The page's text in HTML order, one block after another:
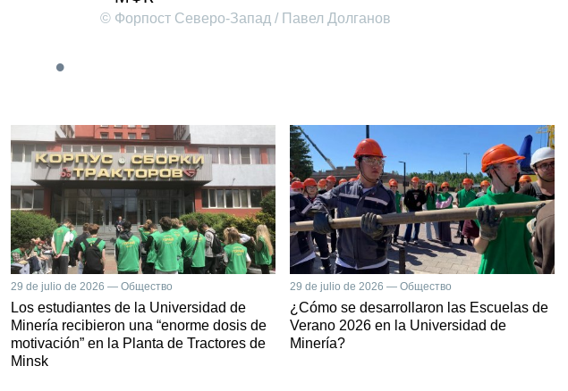
© Форпост Северо-Запад / Павел Долганов
29 de julio de 2026 — Общество
Los estudiantes de la Universidad de
Minería recibieron una “enorme dosis de
motivación” en la Planta de Tractores de
Minsk
29 de julio de 2026 — Общество
¿Cómo se desarrollaron las Escuelas de
Verano 2026 en la Universidad de
Minería?